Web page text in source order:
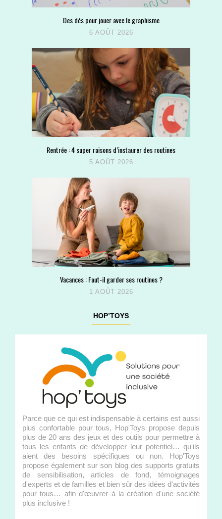
Des dés pour jouer avec le graphisme
6 AOÛT 2026
Rentrée : 4 super raisons d’instaurer des routines
5 AOÛT 2026
Vacances : Faut-il garder ses routines ?
1 AOÛT 2026
HOP’TOYS
Parce que ce qui est indispensable à certains est aussi
plus confortable pour tous, Hop'Toys propose depuis
plus de 20 ans des jeux et des outils pour permettre à
tous les enfants de développer leur potentiel… qu'ils
aient des besoins spécifiques ou non. Hop'Toys
propose également sur son blog des supports gratuits
de sensibilisation, articles de fond, témoignages
d'experts et de familles et bien sûr des idées d'activités
pour tous… afin d'œuvrer à la création d'une société
plus inclusive !